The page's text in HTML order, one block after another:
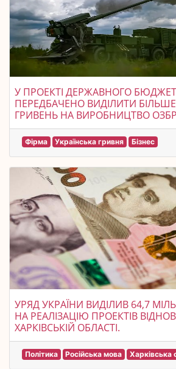
У ПРОЕКТІ ДЕРЖАВНОГО
ПЕРЕДБАЧЕНО ВИДІЛИТИ БІЛЬШЕ
ГРИВЕНЬ НА ВИРОБНИЦТВО
Фірма Українська гривня Бізнес
УРЯД УКРАЇНИ ВИДІЛИВ 64,7
НА РЕАЛІЗАЦІЮ ПРОЕКТІВ
ХАРКІВСЬКІЙ ОБЛАСТІ.
Політика Російська мова Харківська